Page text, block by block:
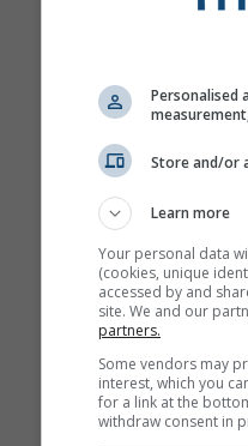
Personalised
Store and/or
Learn more
Your personal data
(cookies, unique
accessed by and
site. We and our
partners.
Some vendors may
interest, which you
for a link at the
withdraw consent in